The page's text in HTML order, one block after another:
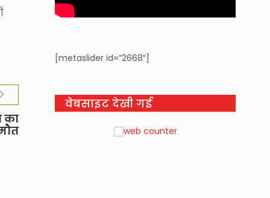
का
[metaslider id=”2668″]
वेबसाइट देखी गई